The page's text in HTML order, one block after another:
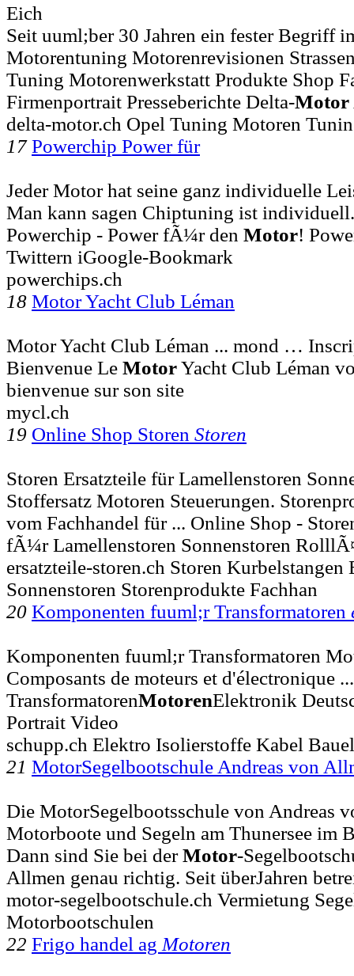
Eich
Seit uuml;ber 30 Jahren ein fester Begriff
Motorentuning Motorenrevisionen
Tuning Motorenwerkstatt Produkte Shop
Firmenportrait Presseberichte Delta-Motor
delta-motor.ch Opel Tuning Motoren
17 Powerchip Power für
Jeder Motor hat seine ganz individuelle
Man kann sagen Chiptuning ist
Powerchip - Power fÃ¼r den Motor!
Twittern iGoogle-Bookmark
powerchips.ch
18 Motor Yacht Club Léman
Motor Yacht Club Léman ... mond …
Bienvenue Le MotorYacht Club Léman
bienvenue sur son site
mycl.ch
19 Online Shop Storen Storen
Storen Ersatzteile für Lamellenstoren
Stoffersatz Motoren Steuerungen.
vom Fachhandel für ... Online Shop -
fÃ¼r Lamellenstoren Sonnenstoren
ersatzteile-storen.ch Storen Kurbelstangen
Sonnenstoren Storenprodukte Fachhan
20 Komponenten fuuml;r Transformatoren
Komponenten fuuml;r Transformatoren
Composants de moteurs et d'électronique
TransformatorenMotorenElektronik
Portrait Video
schupp.ch Elektro Isolierstoffe Kabel
21 MotorSegelbootschule Andreas von
Die MotorSegelbootsschule von Andreas
Motorboote und Segeln am Thunersee im
Dann sind Sie bei derMotor-
Allmen genau richtig. Seit überJahren
motor-segelbootschule.ch Vermietung
Motorbootschulen
22 Frigo handel ag Motoren